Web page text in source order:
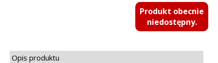
Produkt obecnie
niedostępny.
Opis produktu